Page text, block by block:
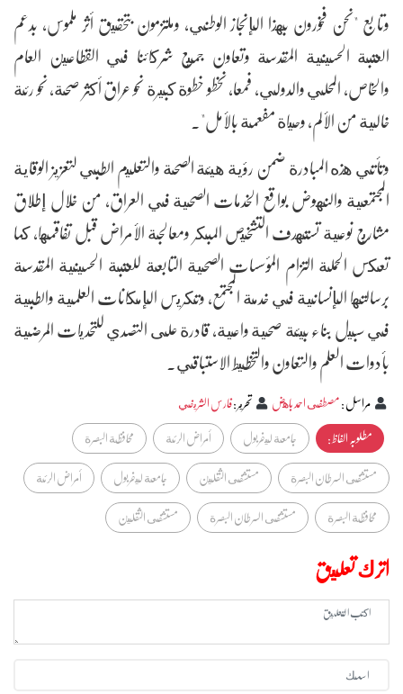
وتابع "نحن فخورون بهذا الإنجاز الوطني، وملتزمون بتحقيق أثر ملموس، بدعم
العتبة الحسينية المقدسة وتعاون جميع شركائنا في القطاعين العام
والخاص، المحلي والدولي، فمعا، نخطو خطوة كبيرة نحو عراق أكثر صحة، نحو رئة
خالية من الألم، وحياة مفعمة بالأمل".
وتأتي هذه المبادرة ضمن رؤية هيئة الصحة والتعليم الطبي لتعزيز الوقاية
المجتمعية والنهوض بواقع الخدمات الصحية في العراق، من خلال إطلاق
مشاريع نوعية تستهدف التشخيص المبكر ومعالجة الأمراض قبل تفاقمها، كما
تعكس الحملة التزام المؤسسات الصحية التابعة للعتبة الحسينية المقدسة
برسالتها الإنسانية في خدمة المجتمع، وتكريس الإمكانات العلمية والطبية
في سبيل بناء بيئة صحية واعية، قادرة على التصدي للتحديات المرضية
بأدوات العلم والتعاون والتخطيط الاستباقي.
مراسل:مصطفى احمد باهض تحرير:فارس الشريفي
مطلوبہ الفاظ :
جامعة ليفربول أمراض الرئة
محافظة البصرة
مستشفى السرطان البصرة
مستشفى الثقلين جامعة ليفربول
أمراض الرئة
محافظة البصرة
مستشفى السرطان البصرة مستشفى الثقلين
اترك تعليق